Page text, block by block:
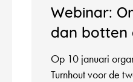
Webinar:
dan botten
Op 10 januari
Turnhout voor de